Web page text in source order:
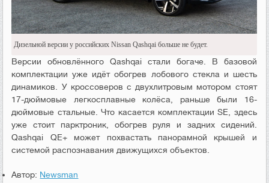
Дизельной версии у российских Nissan Qashqai больше не будет.
Версии обновлённого Qashqai стали богаче. В базовой
комплектации уже идёт обогрев лобового стекла и шесть
динамиков. У кроссоверов с двухлитровым мотором стоят
17-дюймовые легкосплавные колёса, раньше были 16-
дюймовые стальные. Что касается комплектации SE, здесь
уже стоит парктроник, обогрев руля и задних сидений.
Qashqai QE+ может похвастать панорамной крышей и
системой распознавания движущихся объектов.
Автор: Newsman